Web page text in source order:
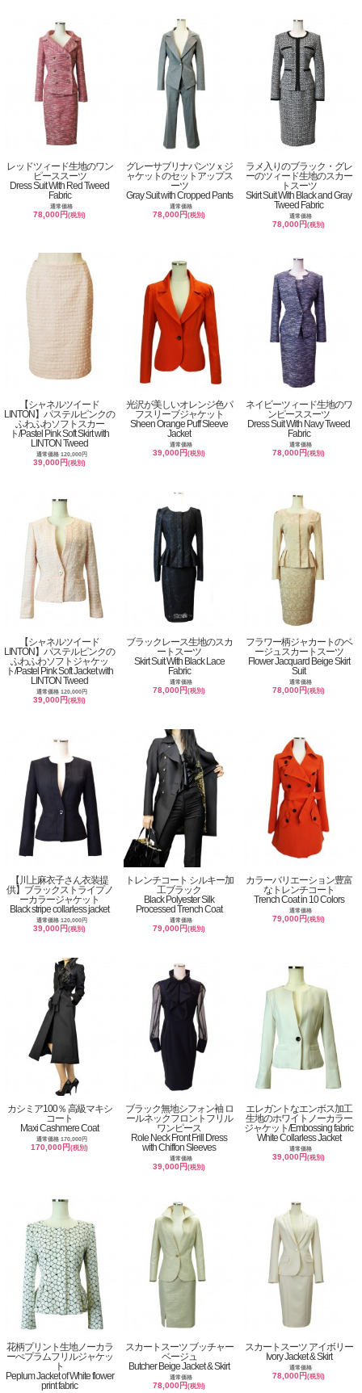
レッドツィード生地のワン
ピーススーツ
Dress Suit With Red Tweed
Fabric
通常価格
78,000円(税別)
グレーサブリナパンツｘジ
ャケットのセットアップス
ーツ
Gray Suit with Cropped Pants
通常価格
78,000円(税別)
ラメ入りのブラック・グレ
ーのツィード生地のスカー
トスーツ
Skirt Suit With Black and Gray
Tweed Fabric
通常価格
78,000円(税別)
【シャネルツイード
LINTON】パステルピンクの
ふわふわソフトスカー
ト/Pastel Pink Soft Skirt with
LINTON Tweed
通常価格 120,000円
39,000円(税別)
光沢が美しいオレンジ色パ
フスリーブジャケット
Sheen Orange Puff Sleeve
Jacket
通常価格
39,000円(税別)
ネイビーツィード生地のワ
ンピーススーツ
Dress Suit With Navy Tweed
Fabric
通常価格
78,000円(税別)
【シャネルツイード
LINTON】パステルピンクの
ふわふわソフトジャケッ
ト/Pastel Pink Soft Jacket with
LINTON Tweed
通常価格 120,000円
39,000円(税別)
ブラックレース生地のスカ
ートスーツ
Skirt Suit With Black Lace
Fabric
通常価格
78,000円(税別)
フラワー柄ジャカートのベ
ージュスカートスーツ
Flower Jacquard Beige Skirt
Suit
通常価格
78,000円(税別)
【川上麻衣子さん衣装提
供】ブラックストライプノ
ーカラージャケット
Black stripe collarless jacket
通常価格 120,000円
39,000円(税別)
トレンチコート シルキー加
工ブラック
Black Polyester Silk
Processed Trench Coat
通常価格
79,000円(税別)
カラーバリエーション豊富
なトレンチコート
Trench Coat in 10 Colors
通常価格
79,000円(税別)
カシミア100％ 高級マキシ
コート
Maxi Cashmere Coat
通常価格 170,000円
170,000円(税別)
ブラック無地シフォン袖 ロ
ールネックフロントフリル
ワンピース
Role Neck Front Frill Dress
with Chiffon Sleeves
通常価格
39,000円(税別)
エレガントなエンボス加工
生地のホワイトノーカラー
ジャケット/Embossing fabric
White Collarless Jacket
通常価格
39,000円(税別)
花柄プリント生地ノーカラ
ーぺプラムフリルジャケッ
ト
Peplum Jacket of White flower
print fabric
スカートスーツ ブッチャー
ベージュ
Butcher Beige Jacket & Skirt
通常価格
78,000円(税別)
スカートスーツ アイボリー
Ivory Jacket & Skirt
通常価格
78,000円(税別)